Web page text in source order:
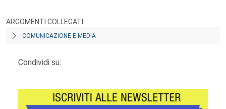
ARGOMENTI COLLEGATI
COMUNICAZIONE E MEDIA
Condividi su: